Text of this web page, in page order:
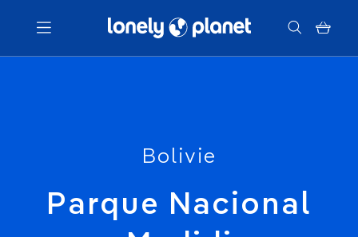
Menu
Bolivie
Parque Nacional